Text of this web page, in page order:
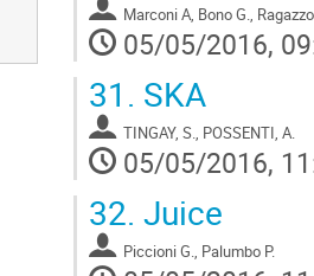
Marconi A, Bono G.,
05/05/2016,
31. SKA
TINGAY, S., POSSENTI, A.
05/05/2016,
32. Juice
Piccioni G., Palumbo P.